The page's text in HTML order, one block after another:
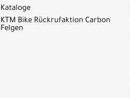
Kataloge
KTM Bike Rückrufaktion Carbon
Felgen